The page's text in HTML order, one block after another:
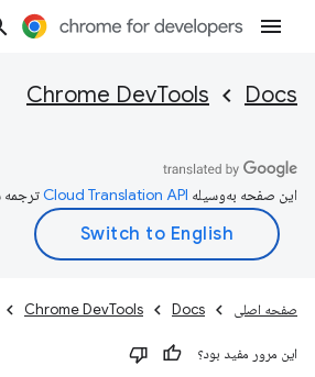
Docs
Chrome DevTools
این صفحه به‌وسیله
صفحه اصلی Docs
Chrome DevTools
این مرور مفید بود؟